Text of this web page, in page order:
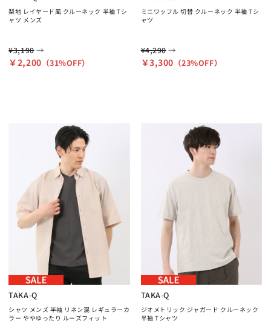
梨地 レイヤード風 クルーネック 半袖 Tシ
ャツ メンズ
¥3,190 →
￥2,200 （31%OFF）
ミニワッフル 切替 クルーネック 半袖 Tシ
ャツ
¥4,290 →
￥3,300 （23%OFF）
TAKA-Q
シャツ メンズ 半袖 リネン混 レギュラーカ
ラー ややゆったり ルーズフィット
TAKA-Q
ジオメトリック ジャガード クルーネック
半袖 Tシャツ